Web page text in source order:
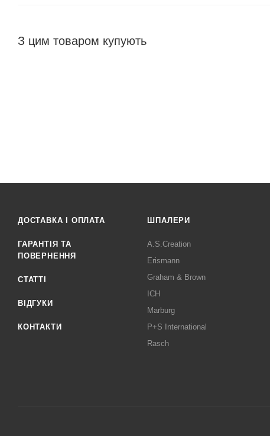
З цим товаром купують
ДОСТАВКА І ОПЛАТА
ГАРАНТІЯ ТА
ПОВЕРНЕННЯ
СТАТТІ
ВІДГУКИ
КОНТАКТИ
ШПАЛЕРИ
A.S.Creation
Erismann
Graham & Brown
ICH
Marburg
P+S International
Rasch